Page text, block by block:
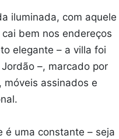
iluminada, com aquele
bem nos endereços
elegante – a villa foi
–, marcado por
móveis assinados e
é uma constante – seja